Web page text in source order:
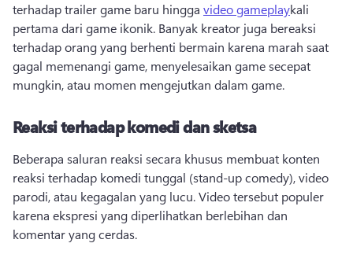
terhadap trailer game baru hingga video gameplaykali
pertama dari game ikonik. Banyak kreator juga bereaksi
terhadap orang yang berhenti bermain karena marah saat
gagal memenangi game, menyelesaikan game secepat
mungkin, atau momen mengejutkan dalam game.
Reaksi terhadap komedi dan sketsa
Beberapa saluran reaksi secara khusus membuat konten
reaksi terhadap komedi tunggal (stand-up comedy), video
parodi, atau kegagalan yang lucu. Video tersebut populer
karena ekspresi yang diperlihatkan berlebihan dan
komentar yang cerdas.